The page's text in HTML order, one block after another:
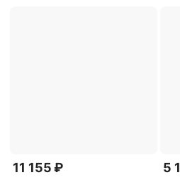
11 155 ₽ 5